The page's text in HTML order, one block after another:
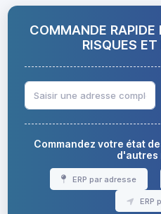
COMMANDE RAPIDE
RISQUES
Commandez votre état
d'autres
ERP par adresse
ERP